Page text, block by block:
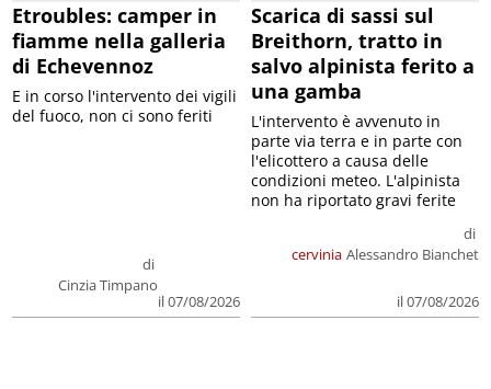
Etroubles: camper in
fiamme nella galleria
di Echevennoz
di
Cinzia Timpano
il 07/08/2026
E in corso l'intervento dei vigili
del fuoco, non ci sono feriti
Scarica di sassi sul
Breithorn, tratto in
salvo alpinista ferito a
una gamba
cervinia
di
Alessandro Bianchet
il 07/08/2026
L'intervento è avvenuto in
parte via terra e in parte con
l'elicottero a causa delle
condizioni meteo. L'alpinista
non ha riportato gravi ferite